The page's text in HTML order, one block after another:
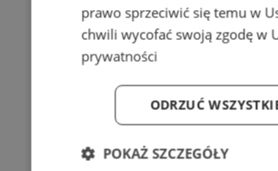
prawo sprzeciwić się temu w
chwili wycofać swoją zgodę w
prywatności
ODRZUĆ
POKAŻ SZCZEGÓŁY